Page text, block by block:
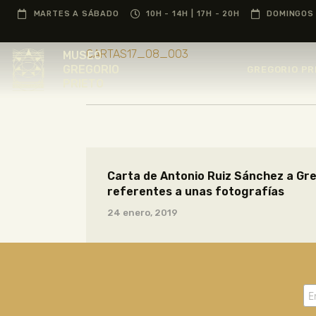
MARTES A SÁBADO 10H - 14H | 17H - 20H
MUSEOCARTAS17_08_003
Carta de Antonio Ruiz Sánchez a
referentes a unas fotografías
24 enero, 2019